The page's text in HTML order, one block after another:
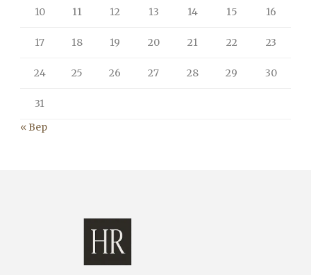
10 11 12 13 14 15 16
17 18 19 20 21 22 23
24 25 26 27 28 29 30
31
« Вер